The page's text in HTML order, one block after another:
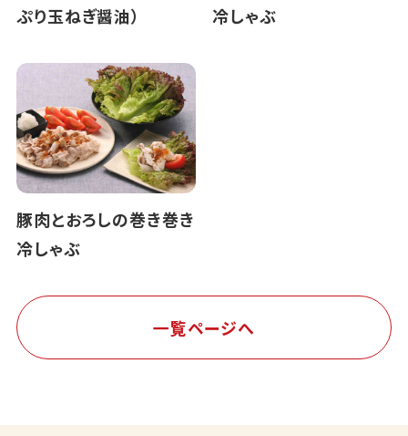
ぷり玉ねぎ醤油）
冷しゃぶ
豚肉とおろしの巻き巻き
冷しゃぶ
一覧ページへ